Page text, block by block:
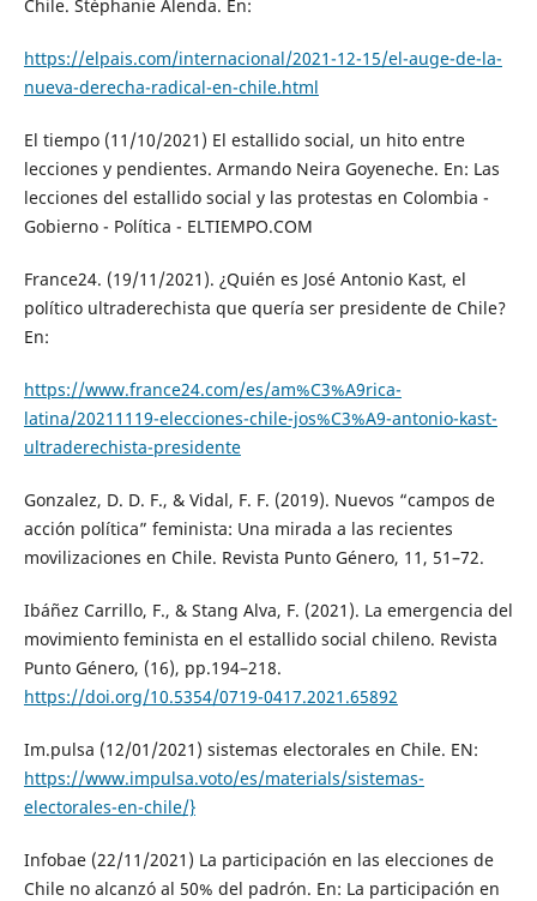
Chile. Stéphanie Alenda. En:
https://elpais.com/internacional/2021-12-15/el-auge-de-la-
nueva-derecha-radical-en-chile.html
El tiempo (11/10/2021) El estallido social, un hito entre
lecciones y pendientes. Armando Neira Goyeneche. En: Las
lecciones del estallido social y las protestas en Colombia -
Gobierno - Política - ELTIEMPO.COM
France24. (19/11/2021). ¿Quién es José Antonio Kast, el
político ultraderechista que quería ser presidente de Chile?
En:
https://www.france24.com/es/am%C3%A9rica-
latina/20211119-elecciones-chile-jos%C3%A9-antonio-kast-
ultraderechista-presidente
Gonzalez, D. D. F., & Vidal, F. F. (2019). Nuevos “campos de
acción política” feminista: Una mirada a las recientes
movilizaciones en Chile. Revista Punto Género, 11, 51–72.
Ibáñez Carrillo, F., & Stang Alva, F. (2021). La emergencia del
movimiento feminista en el estallido social chileno. Revista
Punto Género, (16), pp.194–218.
https://doi.org/10.5354/0719-0417.2021.65892
Im.pulsa (12/01/2021) sistemas electorales en Chile. EN:
https://www.impulsa.voto/es/materials/sistemas-
electorales-en-chile/}
Infobae (22/11/2021) La participación en las elecciones de
Chile no alcanzó al 50% del padrón. En: La participación en